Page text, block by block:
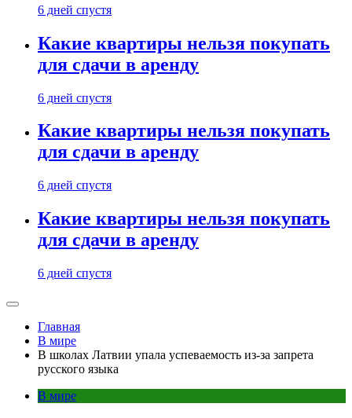
6 дней спустя
Какие квартиры нельзя покупать
для сдачи в аренду
6 дней спустя
Какие квартиры нельзя покупать
для сдачи в аренду
6 дней спустя
Какие квартиры нельзя покупать
для сдачи в аренду
6 дней спустя
Главная
В мире
В школах Латвии упала успеваемость из-за запрета
русского языка
В мире